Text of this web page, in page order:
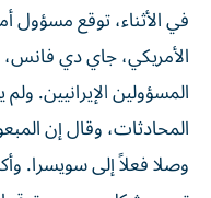
في الأثناء، توقع
الأمريكي، جاي دي فانس،
المسؤولين الإيرانيين.
المحادثات، وقال إن
وصلا فعلاً إلى سويسرا.